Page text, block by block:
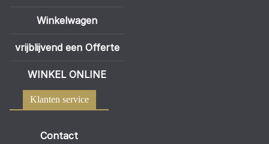
Winkelwagen
vrijblijvend een Offerte
WINKEL ONLINE
Klanten service
Contact